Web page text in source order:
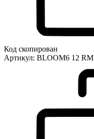
Код скопирован
Артикул: BLOOM6 12 RM